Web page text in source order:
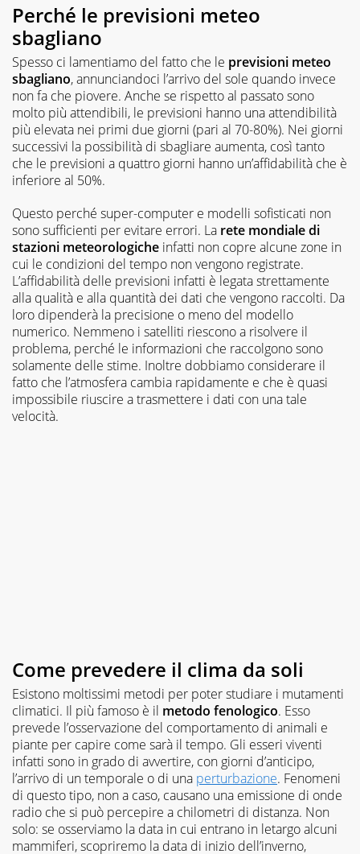
Perché le previsioni meteo
sbagliano
Spesso ci lamentiamo del fatto che le previsioni meteo
sbagliano, annunciandoci l’arrivo del sole quando invece
non fa che piovere. Anche se rispetto al passato sono
molto più attendibili, le previsioni hanno una attendibilità
più elevata nei primi due giorni (pari al 70-80%). Nei giorni
successivi la possibilità di sbagliare aumenta, così tanto
che le previsioni a quattro giorni hanno un’affidabilità che è
inferiore al 50%.
Questo perché super-computer e modelli sofisticati non
sono sufficienti per evitare errori. La rete mondiale di
stazioni meteorologiche infatti non copre alcune zone in
cui le condizioni del tempo non vengono registrate.
L’affidabilità delle previsioni infatti è legata strettamente
alla qualità e alla quantità dei dati che vengono raccolti. Da
loro dipenderà la precisione o meno del modello
numerico. Nemmeno i satelliti riescono a risolvere il
problema, perché le informazioni che raccolgono sono
solamente delle stime. Inoltre dobbiamo considerare il
fatto che l’atmosfera cambia rapidamente e che è quasi
impossibile riuscire a trasmettere i dati con una tale
velocità.
Come prevedere il clima da soli
Esistono moltissimi metodi per poter studiare i mutamenti
climatici. Il più famoso è il metodo fenologico. Esso
prevede l’osservazione del comportamento di animali e
piante per capire come sarà il tempo. Gli esseri viventi
infatti sono in grado di avvertire, con giorni d’anticipo,
l’arrivo di un temporale o di una perturbazione. Fenomeni
di questo tipo, non a caso, causano una emissione di onde
radio che si può percepire a chilometri di distanza. Non
solo: se osserviamo la data in cui entrano in letargo alcuni
mammiferi, scopriremo la data di inizio dell’inverno,